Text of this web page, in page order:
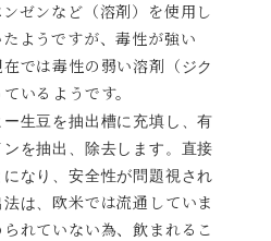
ゼンなど（溶剤）を使用し
ようですが、毒性が強い
では毒性の弱い溶剤（ジク
いるようです。
生豆を抽出槽に充填し、有
を抽出、除去します。直接
になり、安全性が問題視され
は、 欧米では流通していま
れていない為、飲まれるこ